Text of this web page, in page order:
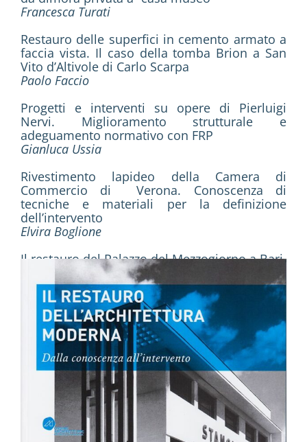
Francesca Turati
Restauro delle superfici in cemento armato a
faccia vista. Il caso della tomba Brion a San
Vito d’Altivole di Carlo Scarpa
Paolo Faccio
Progetti e interventi su opere di Pierluigi
Nervi. Miglioramento strutturale e
adeguamento normativo con FRP
Gianluca Ussia
Rivestimento lapideo della Camera di
Commercio di Verona. Conoscenza di
tecniche e materiali per la definizione
dell’intervento
Elvira Boglione
Il restauro del Palazzo del Mezzogiorno a Bari.
La ri-progettazione di un’opera moderna
Mauro Saito
Architetture e luoghi identitari. Conservare le
testimonianze del Novecento napoletano
Francesco Delizia